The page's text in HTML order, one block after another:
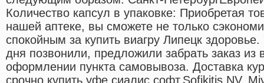
Количество капсул в упаковке: Приобретая
нашей аптеке, вы сможете не только
спокойным за купить виагру Липецк
дня позвонили, предложили забрать заказ из
оформлении пункта самовывоза. Доставка
срочно купить уфе сиалис софт.Sofikitis NV,